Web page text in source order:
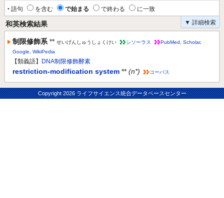
‣ 語句 を含む で始まる で終わる
に一致
▼ 詳細検索
和英検索結果
制限修飾系 ** せいげんしゅうしょくけい シソーラス PubMed Scholar,
Google
WikiPedia
【類義語】 DNA制限修飾酵素
restriction-modification system ** (n*) コーパス
Copyright2026 ライフサイエンス統合データベースセンター